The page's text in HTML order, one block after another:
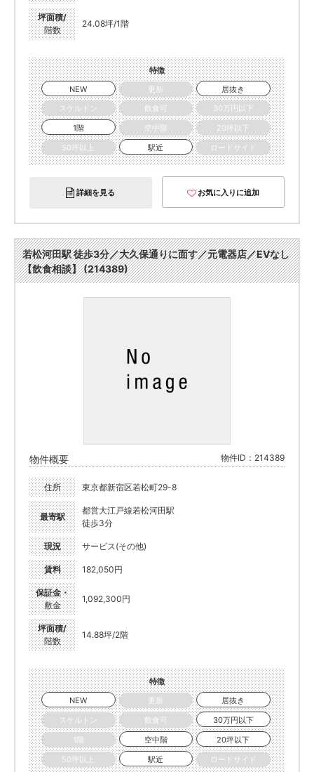
坪面積/
階数
24.08坪/1階
特徴
NEW
更新
居抜き
スケルトン
飲食可
30万円以下
1階
空中階
20坪以下
50坪以上
駅近 ロードサイド
詳細を見る お気に入りに追加
若松河田駅 徒歩3分／大久保通りに面す／元電器店／EVなし
【飲食相談】 (214389)
物件概要 物件ID：214389
住所 東京都新宿区若松町29-8
最寄駅
都営大江戸線若松河田駅
徒歩3分
現況 サービス(その他)
賃料 182,050円
保証金・
敷金
1,092,300円
坪面積/
階数
14.88坪/2階
特徴
NEW
更新
居抜き
スケルトン
飲食可
30万円以下
1階
空中階
20坪以下
50坪以上
駅近 ロードサイド